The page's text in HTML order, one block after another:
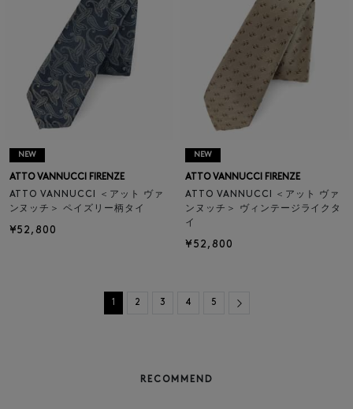
NEW
ATTO VANNUCCI FIRENZE
ATTO VANNUCCI ＜アット ヴァ
ンヌッチ＞ ペイズリー柄タイ
¥52,800
NEW
ATTO VANNUCCI FIRENZE
ATTO VANNUCCI ＜アット ヴァ
ンヌッチ＞ ヴィンテージライクタ
イ
¥52,800
1 2 3 4 5 Next
RECOMMEND